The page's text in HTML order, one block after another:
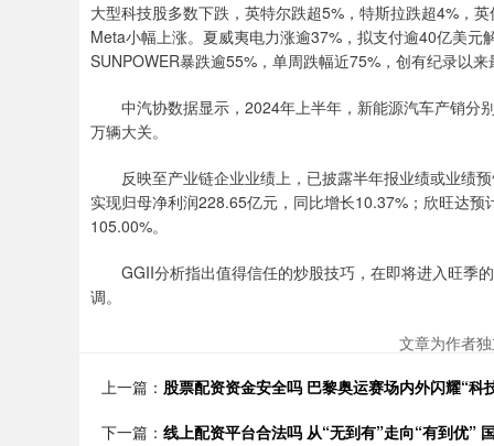
大型科技股多数下跌，英特尔跌超5%，特斯拉跌超4%，
Meta小幅上涨。夏威夷电力涨逾37%，拟支付逾40亿美
SUNPOWER暴跌逾55%，单周跌幅近75%，创有纪录以来
中汽协数据显示，2024年上半年，新能源汽车产销分
万辆大关。
反映至产业链企业业绩上，已披露半年报业绩或业绩预
实现归母净利润228.65亿元，同比增长10.37%；欣旺达
105.00%。
GGII分析指出值得信任的炒股技巧，在即将进入旺季
调。
文章为作者
上一篇： 股票配资资金安全吗 巴黎奥运赛场内外闪耀“科
下一篇： 线上配资平台合法吗 从“无到有”走向“有到优”